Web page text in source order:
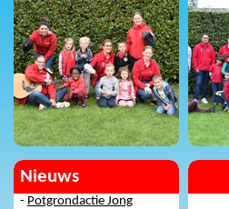
Nieuws
- Potgrondactie Jong